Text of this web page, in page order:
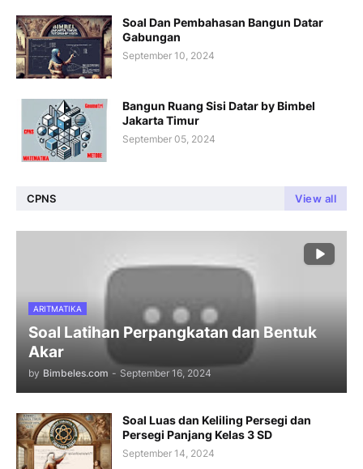
Soal Dan Pembahasan Bangun Datar
Gabungan
September 10, 2024
Bangun Ruang Sisi Datar by Bimbel
Jakarta Timur
September 05, 2024
CPNS View all
ARITMATIKA
Soal Latihan Perpangkatan dan Bentuk
Akar
by Bimbeles.com - September 16, 2024
Soal Luas dan Keliling Persegi dan
Persegi Panjang Kelas 3 SD
September 14, 2024